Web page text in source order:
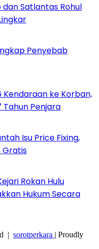
Satlantas Rohul
Penyebab
Kendaraan ke Korban,
Penjara
Isu Price Fixing,
Gratis
Rokan Hulu
Hukum Secara
| sorotperkara | Proudly